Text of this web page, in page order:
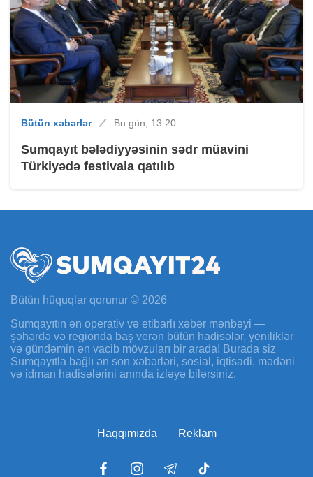
Bütün xəbərlər Bu gün, 13:20
Sumqayıt bələdiyyəsinin sədr müavini
Türkiyədə festivala qatılıb
Bütün hüquqlar qorunur © 2026
Sumqayıtın ən operativ və etibarlı xəbər mənbəyi —
şəhərdə və regionda baş verən bütün hadisələr, yeniliklər
və gündəmin ən vacib mövzuları bir arada! Burada siz
Sumqayıtla bağlı ən son xəbərləri, sosial, iqtisadi, mədəni
və idman hadisələrini anında izləyə bilərsiniz.
Haqqımızda Reklam